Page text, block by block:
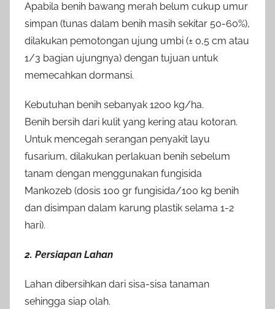
Apabila benih bawang merah belum cukup umur
simpan (tunas dalam benih masih sekitar 50-60%),
dilakukan pemotongan ujung umbi (± 0,5 cm atau
1/3 bagian ujungnya) dengan tujuan untuk
memecahkan dormansi.
Kebutuhan benih sebanyak 1200 kg/ha.
Benih bersih dari kulit yang kering atau kotoran.
Untuk mencegah serangan penyakit layu
fusarium, dilakukan perlakuan benih sebelum
tanam dengan menggunakan fungisida
Mankozeb (dosis 100 gr fungisida/100 kg benih
dan disimpan dalam karung plastik selama 1-2
hari).
2. Persiapan Lahan
Lahan dibersihkan dari sisa-sisa tanaman
sehingga siap olah.